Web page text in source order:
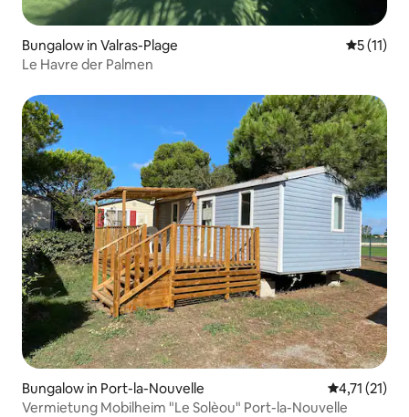
Bungalow in Valras-Plage
5 (11)
Le Havre der Palmen
Bungalow in Port-la-Nouvelle
4,71 (21)
Vermietung Mobilheim "Le Solèou" Port-la-Nouvelle